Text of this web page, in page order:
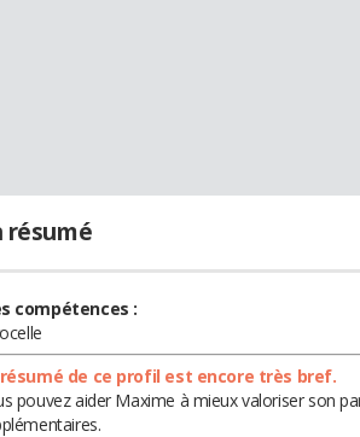
résumé
compétences :
de ce profil est encore très bref.
pouvez aider Maxime à mieux valoriser son